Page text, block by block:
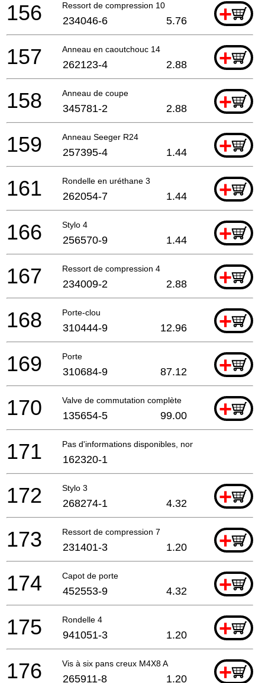
Ressort de compression 10 +
156 234046-6 5.76
Anneau en caoutchouc 14 +
157 262123-4 2.88
Anneau de coupe +
158 345781-2 2.88
Anneau Seeger R24 +
159 257395-4 1.44
Rondelle en uréthane 3 +
161 262054-7 1.44
Stylo 4 +
166 256570-9 1.44
Ressort de compression 4 +
167 234009-2 2.88
Porte-clou +
168 310444-9 12.96
Porte +
169 310684-9 87.12
Valve de commutation complète +
170 135654-5 99.00
Pas d'informations disponibles, non commandable
171 162320-1
Stylo 3 +
172 268274-1 4.32
Ressort de compression 7 +
173 231401-3 1.20
Capot de porte +
174 452553-9 4.32
Rondelle 4 +
175 941051-3 1.20
Vis à six pans creux M4X8 A +
176 265911-8 1.20